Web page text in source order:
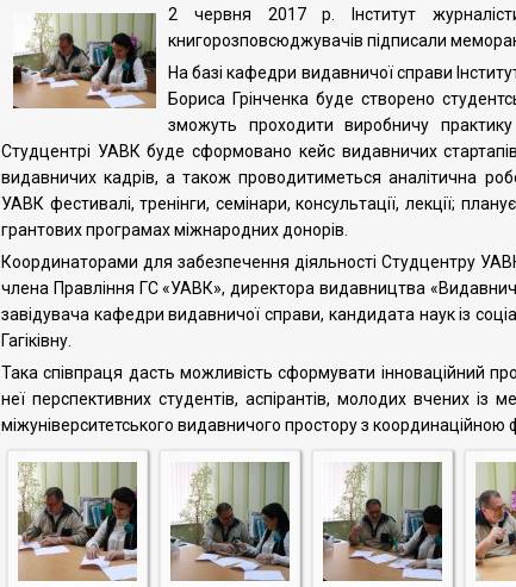
2 червня 2017 р. Інститут
книгорозповсюджувачів підписали
На базі кафедри видавничої справи
Бориса Грінченка буде створено
зможуть проходити виробничу
Студцентрі УАВК буде сформовано кейс видавничих
видавничих кадрів, а також проводитиметься аналітична
УАВК фестивалі, тренінги, семінари, консультації, лекції;
грантових програмах міжнародних донорів.
Координаторами для забезпечення діяльності Студцентру
члена Правління ГС «УАВК», директора видавництва
завідувача кафедри видавничої справи, кандидата наук із
Гагіківну.
Така співпраця дасть можливість сформувати інноваційний
неї перспективних студентів, аспірантів, молодих вчених
міжуніверситетського видавничого простору з координаційною